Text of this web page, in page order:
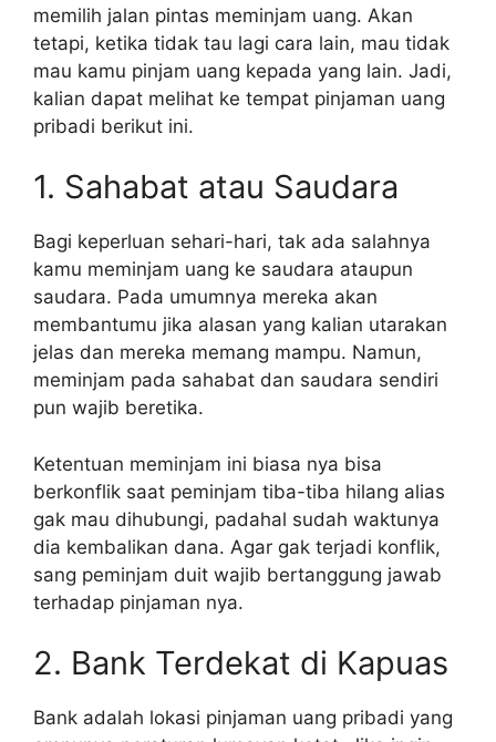
memilih jalan pintas meminjam uang. Akan
tetapi, ketika tidak tau lagi cara lain, mau tidak
mau kamu pinjam uang kepada yang lain. Jadi,
kalian dapat melihat ke tempat pinjaman uang
pribadi berikut ini.
1. Sahabat atau Saudara
Bagi keperluan sehari-hari, tak ada salahnya
kamu meminjam uang ke saudara ataupun
saudara. Pada umumnya mereka akan
membantumu jika alasan yang kalian utarakan
jelas dan mereka memang mampu. Namun,
meminjam pada sahabat dan saudara sendiri
pun wajib beretika.
Ketentuan meminjam ini biasa nya bisa
berkonflik saat peminjam tiba-tiba hilang alias
gak mau dihubungi, padahal sudah waktunya
dia kembalikan dana. Agar gak terjadi konflik,
sang peminjam duit wajib bertanggung jawab
terhadap pinjaman nya.
2. Bank Terdekat di Kapuas
Bank adalah lokasi pinjaman uang pribadi yang